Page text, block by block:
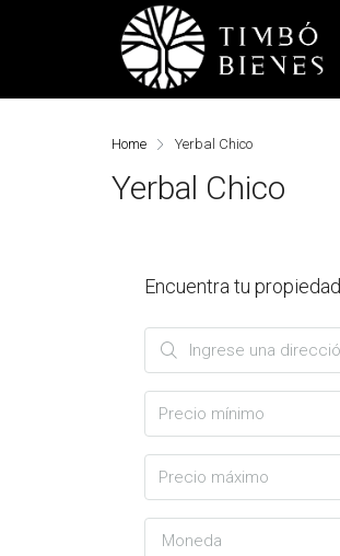
Home Yerbal Chico
Yerbal Chico
Encuentra tu propiedad
Moneda